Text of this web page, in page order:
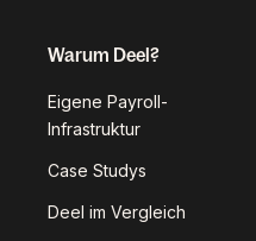
Warum Deel?
Eigene Payroll-
Infrastruktur
Case Studys
Deel im Vergleich